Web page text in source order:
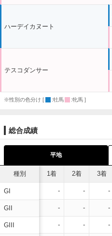
ハーデイカヌート
テスコダンサー
※性別の色分け [ :牡馬 :牝馬 ]
総合成績
平地
種別
GI
GII
GIII
1着 2着 3着
- - -
- - -
- - -